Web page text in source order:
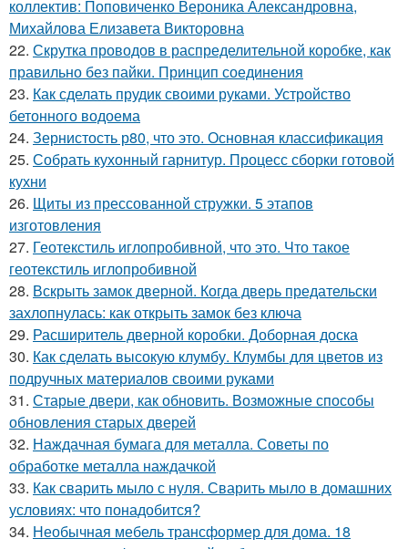
коллектив: Поповиченко Вероника Александровна,
Михайлова Елизавета Викторовна
22. Скрутка проводов в распределительной коробке, как
правильно без пайки. Принцип соединения
23. Как сделать прудик своими руками. Устройство
бетонного водоема
24. Зернистость р80, что это. Основная классификация
25. Собрать кухонный гарнитур. Процесс сборки готовой
кухни
26. Щиты из прессованной стружки. 5 этапов
изготовления
27. Геотекстиль иглопробивной, что это. Что такое
геотекстиль иглопробивной
28. Вскрыть замок дверной. Когда дверь предательски
захлопнулась: как открыть замок без ключа
29. Расширитель дверной коробки. Доборная доска
30. Как сделать высокую клумбу. Клумбы для цветов из
подручных материалов своими руками
31. Старые двери, как обновить. Возможные способы
обновления старых дверей
32. Наждачная бумага для металла. Советы по
обработке металла наждачкой
33. Как сварить мыло с нуля. Сварить мыло в домашних
условиях: что понадобится?
34. Необычная мебель трансформер для дома. 18